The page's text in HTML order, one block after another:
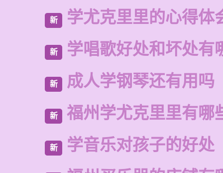
新 学尤克里里的心得体
新 学唱歌好处和坏处有
新 成人学钢琴还有用吗
新 福州学尤克里里有哪
新 学音乐对孩子的好处